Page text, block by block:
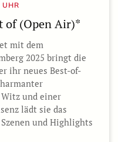
of (Open Air)*
mit dem
2025 bringt die
ihr neues Best-of-
und einer
lädt sie das
und Highlights